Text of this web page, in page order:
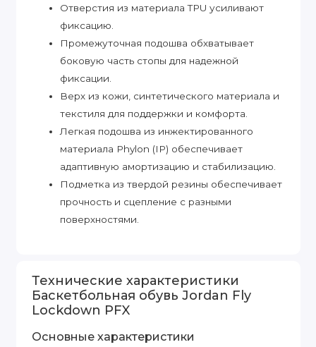
Отверстия из материала TPU усиливают
фиксацию.
Промежуточная подошва обхватывает
боковую часть стопы для надежной
фиксации.
Верх из кожи, синтетического материала и
текстиля для поддержки и комфорта.
Легкая подошва из инжектированного
материала Phylon (IP) обеспечивает
адаптивную амортизацию и стабилизацию.
Подметка из твердой резины обеспечивает
прочность и сцепление с разными
поверхностями.
Технические характеристики
Баскетбольная обувь Jordan Fly
Lockdown PFX
Основные характеристики